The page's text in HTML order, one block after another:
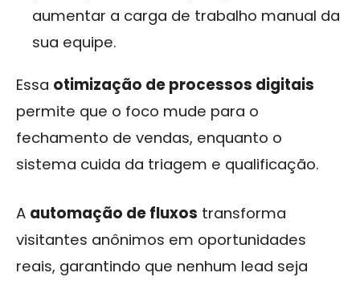
aumentar a carga de trabalho manual da
sua equipe.
Essa otimização de processos digitais
permite que o foco mude para o
fechamento de vendas, enquanto o
sistema cuida da triagem e qualificação.
A automação de fluxos transforma
visitantes anônimos em oportunidades
reais, garantindo que nenhum lead seja